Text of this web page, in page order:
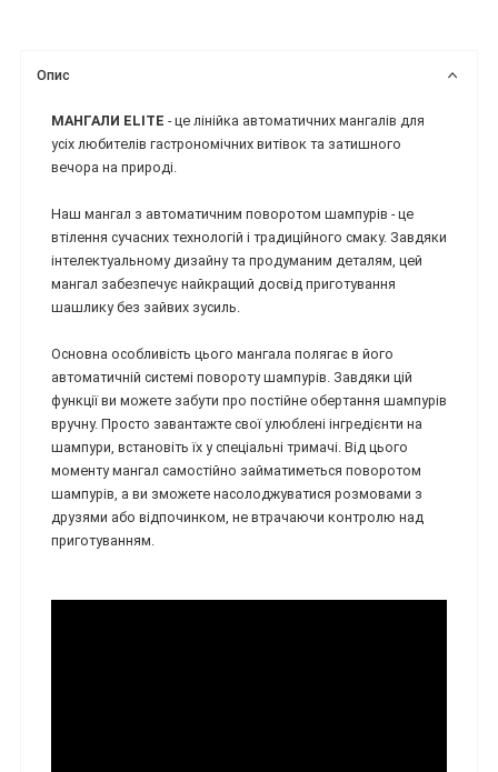
Опис
МАНГАЛИ ELITE - це лінійка автоматичних мангалів для
усіх любителів гастрономічних витівок та затишного
вечора на природі.
Наш мангал з автоматичним поворотом шампурів - це
втілення сучасних технологій і традиційного смаку. Завдяки
інтелектуальному дизайну та продуманим деталям, цей
мангал забезпечує найкращий досвід приготування
шашлику без зайвих зусиль.
Основна особливість цього мангала полягає в його
автоматичній системі повороту шампурів. Завдяки цій
функції ви можете забути про постійне обертання шампурів
вручну. Просто завантажте свої улюблені інгредієнти на
шампури, встановіть їх у спеціальні тримачі. Від цього
моменту мангал самостійно займатиметься поворотом
шампурів, а ви зможете насолоджуватися розмовами з
друзями або відпочинком, не втрачаючи контролю над
приготуванням.